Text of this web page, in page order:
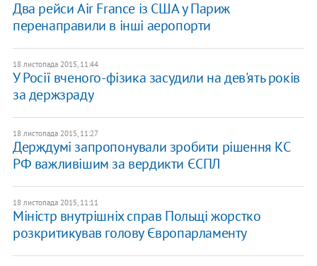
Два рейси Air France із США у Париж
перенаправили в інші аеропорти
18 листопада 2015, 11:44
У Росії вченого-фізика засудили на дев'ять років
за держзраду
18 листопада 2015, 11:27
Держдумі запропонували зробити рішення КС
РФ важливішим за вердикти ЄСПЛ
18 листопада 2015, 11:11
Міністр внутрішніх справ Польщі жорстко
розкритикував голову Європарламенту